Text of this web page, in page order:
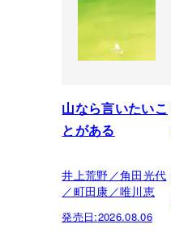
山なら言いたいこ
とがある
井上荒野／角田光代
／町田康／唯川恵
発売日:2026.08.06